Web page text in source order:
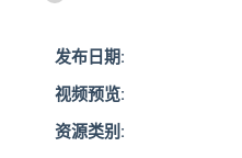
发布日期:
视频预览:
资源类别: